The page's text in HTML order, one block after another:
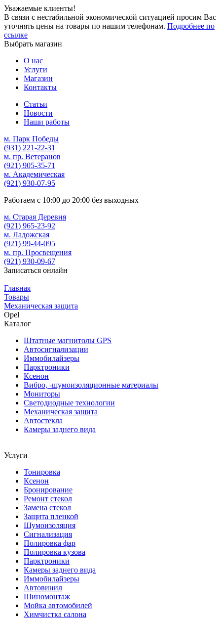
Уважаемые клиенты!
В связи с нестабильной экономической ситуацией просим Вас
уточнять цены на товары по нашим телефонам. Подробнее по
ссылке
Выбрать магазин
О нас
Услуги
Магазин
Контакты
Статьи
Новости
Наши работы
м. Парк Победы
(931) 221-22-31
м. пр. Ветеранов
(921) 905-35-71
м. Академическая
(921) 930-07-95
Работаем с 10:00 до 20:00 без выходных
м. Старая Деревня
(921) 965-23-92
м. Ладожская
(921) 99-44-095
м. пр. Просвещения
(921) 930-09-67
Записаться онлайн
Главная
Товары
Механическая защита
Opel
Каталог
Штатные магнитолы GPS
Автосигнализации
Иммобилайзеры
Парктроники
Ксенон
Вибро, -шумоизоляционные материалы
Мониторы
Светодиодные технологии
Механическая защита
Автостекла
Камеры заднего вида
Услуги
Тонировка
Ксенон
Бронирование
Ремонт стекол
Замена стекол
Защита пленкой
Шумоизоляция
Сигнализация
Полировка фар
Полировка кузова
Парктроники
Камеры заднего вида
Иммобилайзеры
Автовинил
Шиномонтаж
Мойка автомобилей
Химчистка салона